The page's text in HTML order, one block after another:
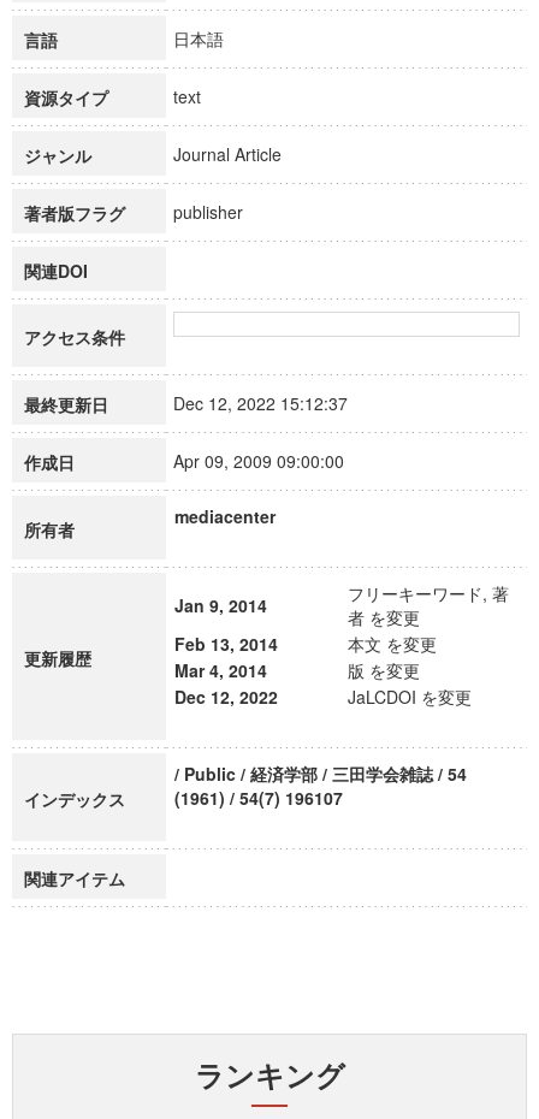
言語 日本語
資源タイプ text
ジャンル Journal Article
著者版フラグ publisher
関連DOI
アクセス条件
最終更新日 Dec 12, 2022 15:12:37
作成日 Apr 09, 2009 09:00:00
所有者
mediacenter
更新履歴
Jan 9, 2014
フリーキーワード, 著
者 を変更
Feb 13, 2014
本文 を変更
Mar 4, 2014
版 を変更
Dec 12, 2022
JaLCDOI を変更
インデックス
/ Public / 経済学部 / 三田学会雑誌 / 54
(1961) / 54(7) 196107
関連アイテム
ランキング